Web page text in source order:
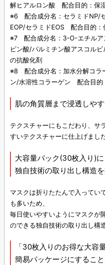
解ヒアルロン酸 配合目的：保
※6 配合成分名：セラミドNP/
EOP/セラミドEOS 配合目的：
※7 配合成分名：3-O-エチルア
ビン酸/パルミチン酸アスコル
の抗酸化剤
※8 配合成分名：加水分解コラ
ン/水溶性コラーゲン 配合目的
肌の角質層まで浸透しや
テクスチャーにもこだわり、サ
すいテクスチャーに仕上げました
大容量パック(30枚入り)に
独自技術の取り出し構造を
マスクは折りたたんで入ってい
も多いため、
毎日使いやすいようにマスクが
のできる独自技術の取り出し構
「30枚入りのお得な大容
簡易パッケージにすること